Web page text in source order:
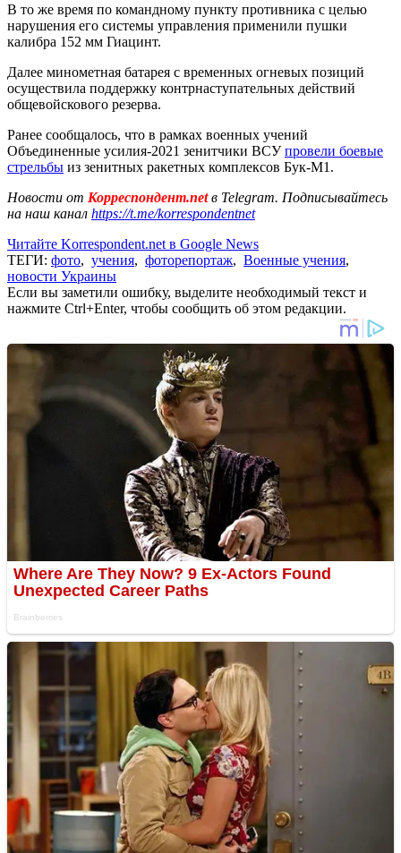
В то же время по командному пункту противника с целью
нарушения его системы управления применили пушки
калибра 152 мм Гиацинт.
Далее минометная батарея с временных огневых позиций
осуществила поддержку контрнаступательных действий
общевойскового резерва.
Ранее сообщалось, что в рамках военных учений
Объединенные усилия-2021 зенитчики ВСУпровели боевые
стрельбы из зенитных ракетных комплексов Бук-М1.
Новости от Корреспондент.netв Telegram. Подписывайтесь
на наш канал https://t.me/korrespondentnet
Читайте Korrespondent.net в Google News
ТЕГИ: фото, учения, фоторепортаж, Военные учения,
новости Украины
Если вы заметили ошибку, выделите необходимый текст и
нажмите Ctrl+Enter, чтобы сообщить об этом редакции.